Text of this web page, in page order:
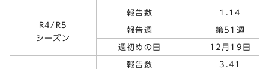
R4/R5
シーズン
報告数 1.14
報告週 第51週
週初めの日 12月19日
報告数 3.41